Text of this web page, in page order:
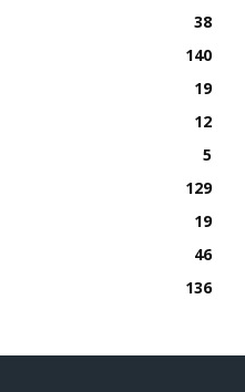
38
140
19
12
5
129
19
46
136